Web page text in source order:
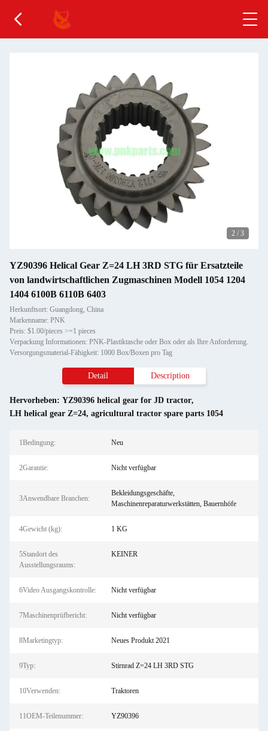
2 / 3
YZ90396 Helical Gear Z=24 LH 3RD STG für Ersatzteile
von landwirtschaftlichen Zugmaschinen Modell 1054 1204
1404 6100B 6110B 6403
Herkunftsort: Guangdong, China
Markenname: PNK
Preis: $1.00/pieces >=1 pieces
Verpackung Informationen: PNK-Plastiktasche oder Box oder als Ihre Anforderung.
Versorgungsmaterial-Fähigkeit: 1000 Box/Boxen pro Tag
Detail Description
Hervorheben: YZ90396 helical gear for JD tractor,
LH helical gear Z=24, agricultural tractor spare parts 1054
1Bedingung: Neu
2Garantie: Nicht verfügbar
3Anwendbare Branchen:
Bekleidungsgeschäfte,
Maschinenreparaturwerkstätten, Bauernhöfe
4Gewicht (kg): 1 KG
5Standort des
Ausstellungsraums:
KEINER
6Video Ausgangskontrolle: Nicht verfügbar
7Maschinenprüfbericht: Nicht verfügbar
8Marketingtyp: Neues Produkt 2021
9Typ: Stirnrad Z=24 LH 3RD STG
10Verwenden: Traktoren
11OEM-Teilenummer: YZ90396